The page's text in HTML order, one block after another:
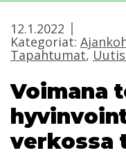
12.1.2022
Kategoriat:
Tapahtumat,
Voimana
verkossa